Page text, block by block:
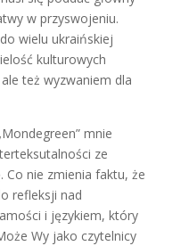
w przyswojeniu.
wielu ukraińskiej
kulturowych
też wyzwaniem dla
mnie
ze
Co nie zmienia faktu, że
refleksji nad
i językiem, który
Wy jako czytelnicy